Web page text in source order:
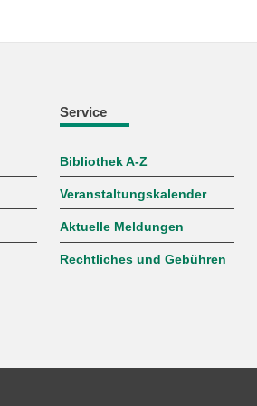
Service
Bibliothek A-Z
Veranstaltungskalender
Aktuelle Meldungen
Rechtliches und Gebühren